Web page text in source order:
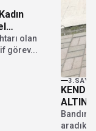
olan
görev...